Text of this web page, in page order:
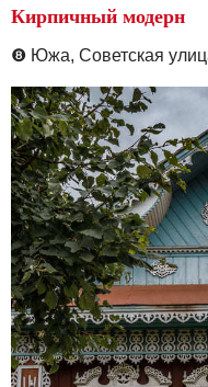
Кирпичный модерн
❽ Южа, Советская